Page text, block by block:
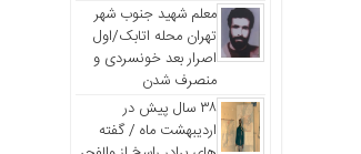
معلم شهید جنوب شهر
تهران محله اتابک/اول
اصرار بعد خونسردی و
منصرف شدن
۳۸ سال پیش در
اردیبهشت ماه / گفته